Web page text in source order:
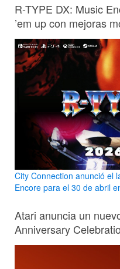
R-TYPE DX: Music
’em up con mejoras
City Connection anunció el
Encore para el 30 de abril
Atari anuncia un
Anniversary